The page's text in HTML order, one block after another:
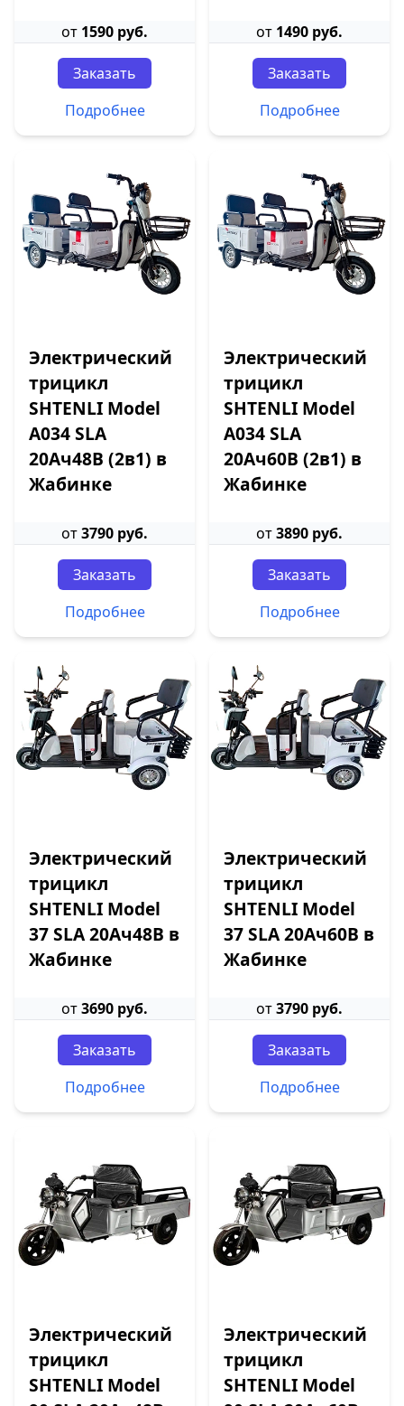
от 1590 руб.
Заказать
Подробнее
от 1490 руб.
Заказать
Подробнее
Электрический
трицикл
SHTENLI Model
А034 SLA
20Ач48В (2в1) в
Жабинке
от3790 руб.
Заказать
Подробнее
Электрический
трицикл
SHTENLI Model
А034 SLA
20Ач60В (2в1) в
Жабинке
от3890 руб.
Заказать
Подробнее
Электрический
трицикл
SHTENLI Model
37 SLA 20Ач48В в
Жабинке
от3690 руб.
Заказать
Подробнее
Электрический
трицикл
SHTENLI Model
37 SLA 20Ач60В в
Жабинке
от3790 руб.
Заказать
Подробнее
Электрический
трицикл
SHTENLI Model
Электрический
трицикл
SHTENLI Model